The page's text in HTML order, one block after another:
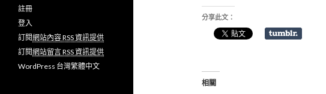
分享此文：
相關
註冊
登入
訂閱網站內容 RSS 資訊提供
訂閱網站留言 RSS 資訊提供
WordPress 台灣繁體中文